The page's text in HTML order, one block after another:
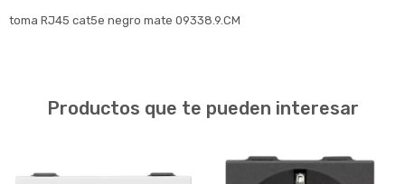
toma RJ45 cat5e negro mate 09338.9.CM
Productos que te pueden interesar